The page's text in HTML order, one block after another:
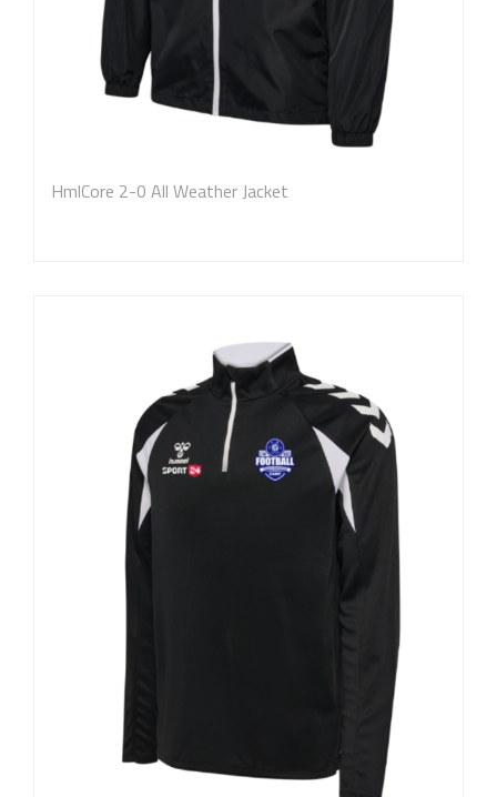
HmlCore 2-0 All Weather Jacket